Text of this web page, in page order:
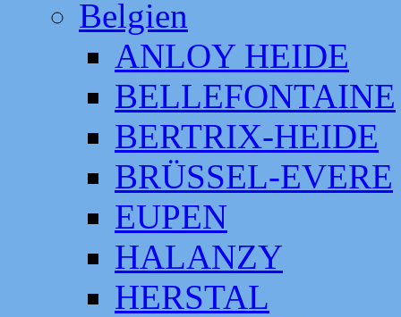
Belgien
ANLOY HEIDE
BELLEFONTAINE
BERTRIX-HEIDE
BRÜSSEL-EVERE
EUPEN
HALANZY
HERSTAL